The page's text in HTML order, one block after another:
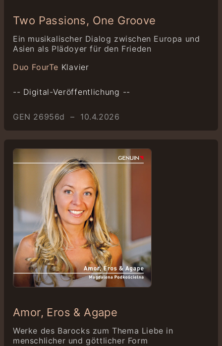
Two Passions, One Groove
Ein musikalischer Dialog zwischen Europa und
Asien als Plädoyer für den Frieden
Duo FourTe Klavier
-- Digital-Veröffentlichung --
GEN 26956d – 10.4.2026
Amor, Eros & Agape
Werke des Barocks zum Thema Liebe in
menschlicher und göttlicher Form